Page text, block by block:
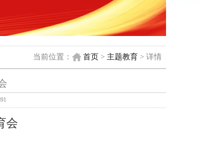
当前位置： 首页 > 主题教育 > 详情
会